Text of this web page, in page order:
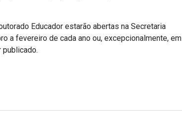
Educador estarão abertas na Secretaria
a fevereiro de cada ano ou, excepcionalmente, em
publicado.